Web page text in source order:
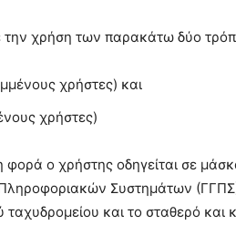
την χρήση των παρακάτω δύο
χρήστες) και
χρήστες)
φορά ο χρήστης οδηγείται σε
Συστημάτων
ταχυδρομείου και το σταθερό